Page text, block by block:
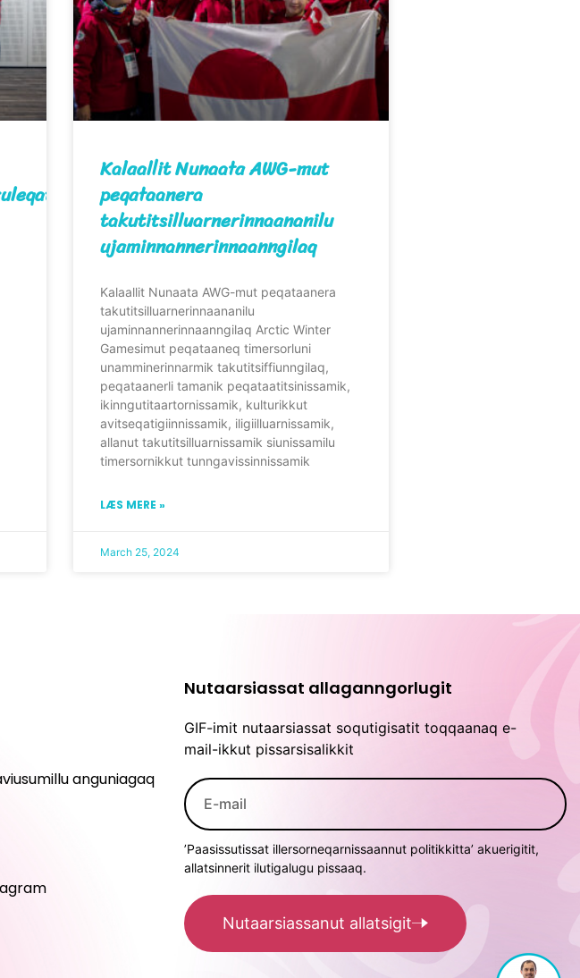
Kalaallit Nunaata AWG-mut
peqataanera
takutitsilluarnerinnaananilu
ujaminnannerinnaanngilaq
Kalaallit Nunaata AWG-mut peqataanera
takutitsilluarnerinnaananilu
ujaminnannerinnaanngilaq Arctic Winter
Gamesimut peqataaneq timersorluni
unamminerinnarmik takutitsiffiunngilaq,
peqataanerli tamanik peqataatitsinissamik,
ikinngutitaartornissamik, kulturikkut
avitseqatigiinnissamik, iligiilluarnissamik,
allanut takutitsilluarnissamik siunissamilu
timersornikkut tunngavissinnissamik
LÆS MERE »
March 25, 2024
anguniagaq
Nutaarsiassat allaganngorlugit
GIF-imit nutaarsiassat soqutigisatit toqqaanaq e-
mail-ikkut pissarsisalikkit
’Paasissutissat illersorneqarnissaannut politikkitta’ akuerigitit,
allatsinnerit ilutigalugu pissaaq.
Nutaarsiassanut allatsigit